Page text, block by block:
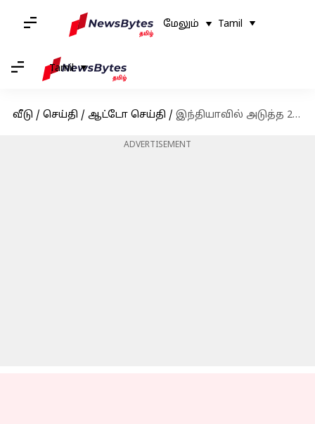
மேலும் Tamil
Tamil
வீடு / செய்தி / ஆட்டோ செய்தி / இந்தியாவில் அடுத்த 2 ஆண்டுகளில் 7 புதிய கார்களை அறிமுகப்படுத்தத் திட்டமிடும் எம்ஜி மோட்டார்
ADVERTISEMENT